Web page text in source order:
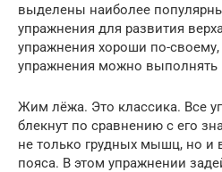
выделены наиболее
упражнения для развития
упражнения хороши по-
упражнения можно выполнять
Жим лёжа. Это классика. Все
блекнут по сравнению с его
не только грудных мышц, но и
пояса. В этом упражнении